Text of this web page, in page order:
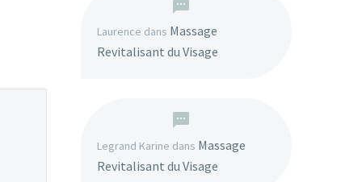
Laurence dans Massage
Revitalisant du Visage
Legrand Karine dans Massage
Revitalisant du Visage